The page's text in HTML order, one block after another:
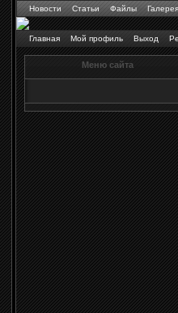
Новости Статьи Файлы Галерея
Главная Мой профиль Выход
Меню сайта